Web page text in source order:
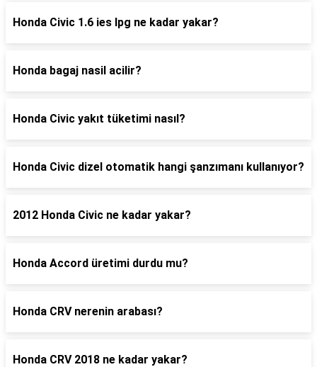
Honda Civic 1.6 ies lpg ne kadar yakar?
Honda bagaj nasil acilir?
Honda Civic yakıt tüketimi nasıl?
Honda Civic dizel otomatik hangi şanzımanı kullanıyor?
2012 Honda Civic ne kadar yakar?
Honda Accord üretimi durdu mu?
Honda CRV nerenin arabası?
Honda CRV 2018 ne kadar yakar?